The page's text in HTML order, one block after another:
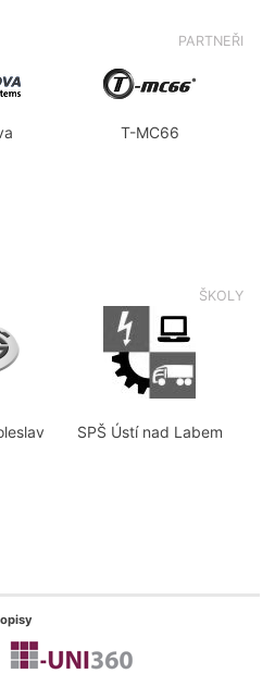
PARTNEŘI
T-MC66
ŠKOLY
SPŠ Ústí nad Labem